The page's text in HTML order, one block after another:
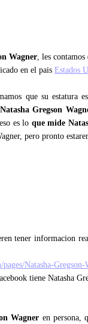
Wagner, les
en el pais Estados
que su estatura
Gregson
es lo que mide
pero pronto
tener informacion
Natasha-Gregson-
tiene Natasha
Wagner en persona,